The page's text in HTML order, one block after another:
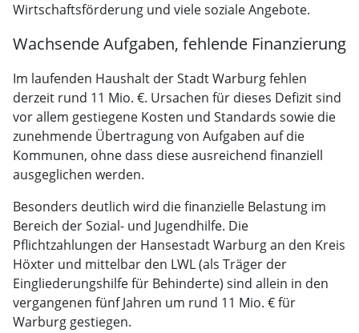
Wirtschaftsförderung und viele soziale Angebote.
Wachsende Aufgaben, fehlende Finanzierung
Im laufenden Haushalt der Stadt Warburg fehlen
derzeit rund 11 Mio. €. Ursachen für dieses Defizit sind
vor allem gestiegene Kosten und Standards sowie die
zunehmende Übertragung von Aufgaben auf die
Kommunen, ohne dass diese ausreichend finanziell
ausgeglichen werden.
Besonders deutlich wird die finanzielle Belastung im
Bereich der Sozial- und Jugendhilfe. Die
Pflichtzahlungen der Hansestadt Warburg an den Kreis
Höxter und mittelbar den LWL (als Träger der
Eingliederungshilfe für Behinderte) sind allein in den
vergangenen fünf Jahren um rund 11 Mio. € für
Warburg gestiegen.